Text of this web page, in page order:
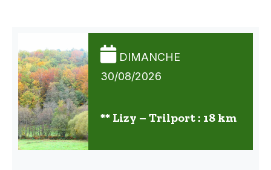
DIMANCHE
30/08/2026
** Lizy – Trilport : 18 km